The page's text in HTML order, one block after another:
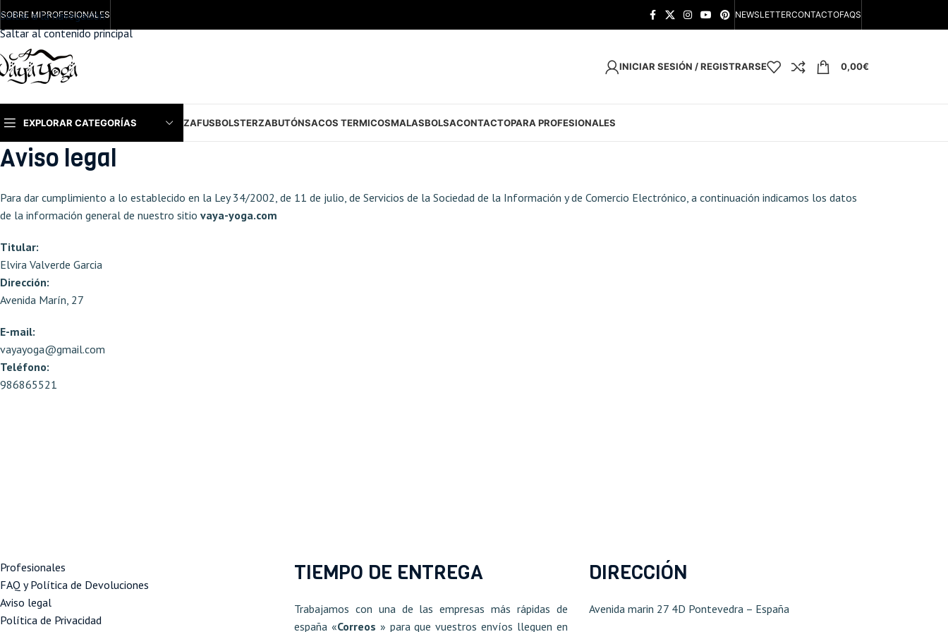
Saltar a la navegación
Saltar al contenido principal
SOBRE MIPROFESIONALES NEWSLETTERCONTACTOFAQS
INICIAR SESIÓN / REGISTRARSE 0,00€
EXPLORAR CATEGORÍAS ZAFUSBOLSTERZABUTÓNSACOS TERMICOSMALASBOLSACONTACTOPARA PROFESIONALES
Aviso legal
Para dar cumplimiento a lo establecido en la Ley 34/2002, de 11 de julio, de Servicios de la Sociedad de la Información y de Comercio Electrónico, a continuación indicamos los datos
de la información general de nuestro sitio vaya-yoga.com
Titular:
Elvira Valverde Garcia
Dirección:
Avenida Marín, 27
E-mail:
vayayoga@gmail.com
Teléfono:
986865521
Profesionales
FAQ y Política de Devoluciones
Aviso legal
Política de Privacidad
TIEMPO DE ENTREGA
Trabajamos con una de las empresas más rápidas de
españa «Correos » para que vuestros envíos lleguen en
DIRECCIÓN
Avenida marin 27 4D Pontevedra – España​